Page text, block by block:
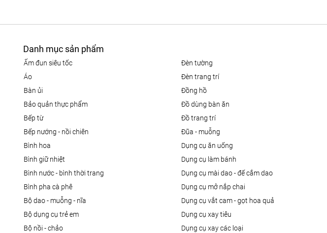
Danh mục sản phẩm
ấm đun siêu tốc
áo
bàn ủi
bảo quản thực phẩm
bếp từ
bếp nướng - nồi chiên
bình hoa
bình giữ nhiệt
bình nước - bình thời trang
bình pha cà phê
bộ dao - muỗng - nĩa
bộ dụng cụ trẻ em
bộ nồi - chảo
đèn tường
đèn trang trí
đồng hồ
đồ dùng bàn ăn
đồ trang trí
đũa - muỗng
dụng cụ ăn uống
dụng cụ làm bánh
dụng cụ mài dao - đế cắm dao
dụng cụ mở nắp chai
dụng cụ vắt cam - gọt hoa quả
dụng cụ xay tiêu
dụng cụ xay các loại